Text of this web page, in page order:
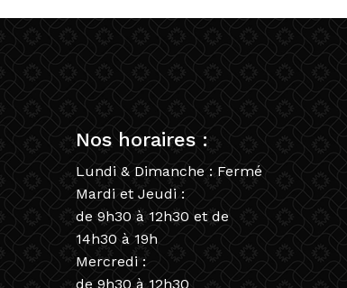
Nos horaires :
Lundi & Dimanche : Fermé
Mardi et Jeudi :
de 9h30 à 12h30 et de
14h30 à 19h
Mercredi :
de 9h30 à 12h30